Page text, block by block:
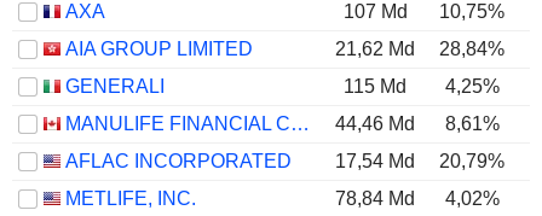
AXA
107 Md 10,75%
AIA GROUP LIMITED
21,62 Md 28,84%
GENERALI
115 Md 4,25%
MANULIFE FINANCIAL CORPORATION
44,46 Md
8,61%
AFLAC INCORPORATED
17,54 Md 20,79%
METLIFE, INC.
78,84 Md 4,02%